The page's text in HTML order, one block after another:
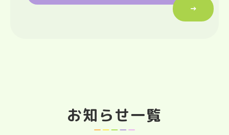
→
お知らせ一覧